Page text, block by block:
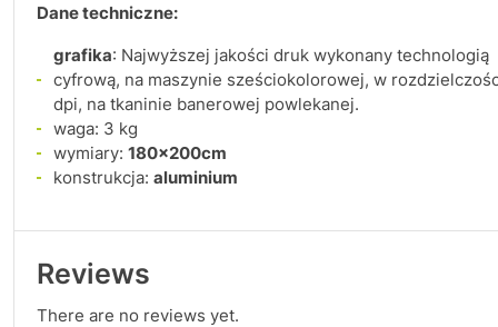
Dane techniczne:
grafika: Najwyższej jakości druk wykonany technologią
cyfrową, na maszynie sześciokolorowej, w
dpi, na tkaninie banerowej powlekanej.
waga: 3 kg
wymiary: 180x200cm
konstrukcja: aluminium
Reviews
There are no reviews yet.